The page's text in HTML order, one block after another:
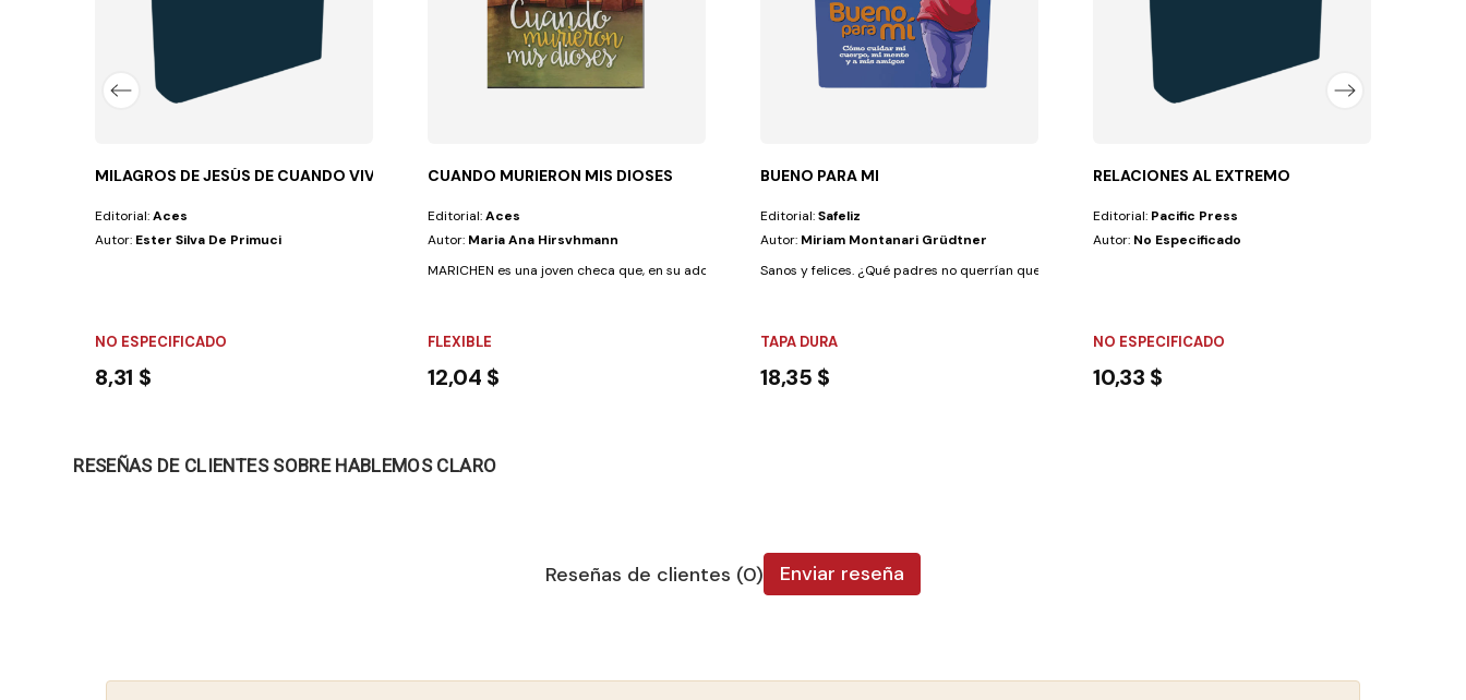
MILAGROS DE JESÚS DE CUANDO VIVIO AQUI
Editorial:Aces
Autor: Ester Silva De Primuci
NO ESPECIFICADO
8,31 $
CUANDO MURIERON MIS DIOSES
Editorial:Aces
Autor: Maria Ana Hirsvhmann
MARICHEN es una joven checa que, en su adolescencia, ha sido reclutada por el...
FLEXIBLE
12,04 $
BUENO PARA MI
Editorial:Safeliz
Autor: Miriam Montanari Grüdtner
Sanos y felices. ¿Qué padres no querrían que sus hijos estuvieran siempre así?En...
TAPA DURA
18,35 $
RELACIONES AL EXTREMO
Editorial: Pacific Press
Autor: No Especificado
NO ESPECIFICADO
10,33 $
RESEÑAS DE CLIENTES SOBRE HABLEMOS CLARO
Reseñas de clientes (0) Enviar reseña